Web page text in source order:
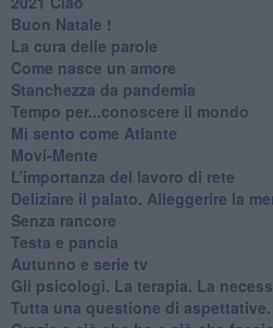
Buon Natale !
​La cura delle parole
​Come nasce un amore
Stanchezza da pandemia
​Tempo per...conoscere il mondo
​Mi sento come Atlante
​Movi-Mente
​L’importanza del lavoro di rete
​Deliziare il palato. Alleggerire la
​Senza rancore
​Testa e pancia
​Autunno e serie tv
​Gli psicologi. La terapia. La
​Tutta una questione di aspettative.